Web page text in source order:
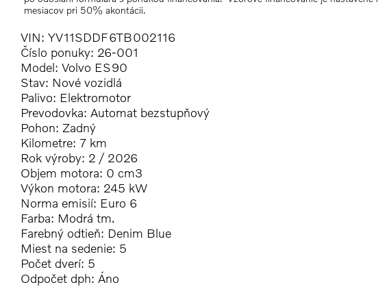
mesiacov pri 50% akontácii.
VIN: YV11SDDF6TB002116
Číslo ponuky: 26-001
Model: Volvo ES90
Stav: Nové vozidlá
Palivo: Elektromotor
Prevodovka: Automat bezstupňový
Pohon: Zadný
Kilometre: 7 km
Rok výroby: 2 / 2026
Objem motora: 0 cm3
Výkon motora: 245 kW
Norma emisií: Euro 6
Farba: Modrá tm.
Farebný odtieň: Denim Blue
Miest na sedenie: 5
Počet dverí: 5
Odpočet dph: Áno